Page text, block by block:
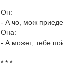
Он:
- А чо, мож
Она:
- А может, тебе
* * *